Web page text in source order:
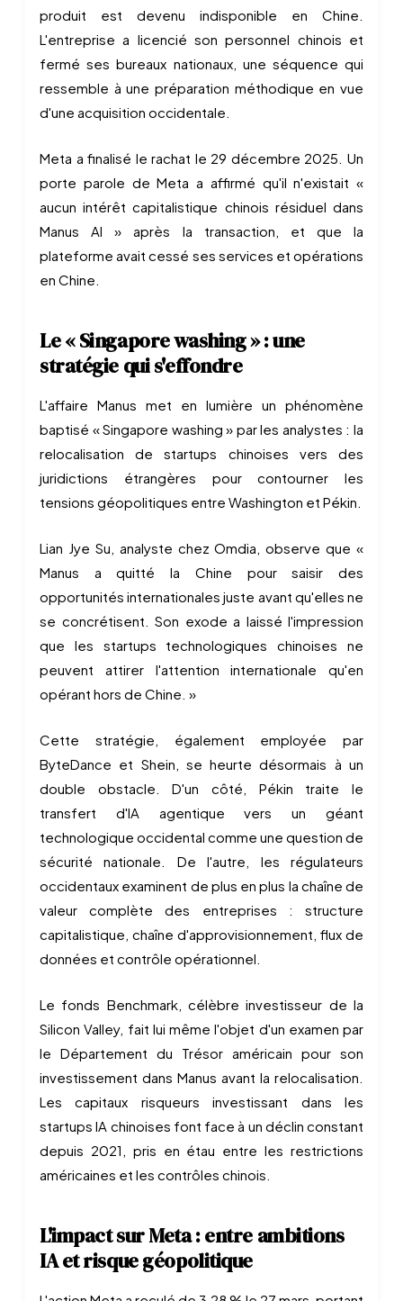
produit est devenu indisponible en Chine.
L'entreprise a licencié son personnel chinois et
fermé ses bureaux nationaux, une séquence qui
ressemble à une préparation méthodique en vue
d'une acquisition occidentale.
Meta a finalisé le rachat le 29 décembre 2025. Un
porte parole de Meta a affirmé qu'il n'existait «
aucun intérêt capitalistique chinois résiduel dans
Manus AI » après la transaction, et que la
plateforme avait cessé ses services et opérations
en Chine.
Le « Singapore washing » : une
stratégie qui s'effondre
L'affaire Manus met en lumière un phénomène
baptisé « Singapore washing » par les analystes : la
relocalisation de startups chinoises vers des
juridictions étrangères pour contourner les
tensions géopolitiques entre Washington et Pékin.
Lian Jye Su, analyste chez Omdia, observe que «
Manus a quitté la Chine pour saisir des
opportunités internationales juste avant qu'elles ne
se concrétisent. Son exode a laissé l'impression
que les startups technologiques chinoises ne
peuvent attirer l'attention internationale qu'en
opérant hors de Chine. »
Cette stratégie, également employée par
ByteDance et Shein, se heurte désormais à un
double obstacle. D'un côté, Pékin traite le
transfert d'IA agentique vers un géant
technologique occidental comme une question de
sécurité nationale. De l'autre, les régulateurs
occidentaux examinent de plus en plus la chaîne de
valeur complète des entreprises : structure
capitalistique, chaîne d'approvisionnement, flux de
données et contrôle opérationnel.
Le fonds Benchmark, célèbre investisseur de la
Silicon Valley, fait lui même l'objet d'un examen par
le Département du Trésor américain pour son
investissement dans Manus avant la relocalisation.
Les capitaux risqueurs investissant dans les
startups IA chinoises font face à un déclin constant
depuis 2021, pris en étau entre les restrictions
américaines et les contrôles chinois.
L'impact sur Meta : entre ambitions
IA et risque géopolitique